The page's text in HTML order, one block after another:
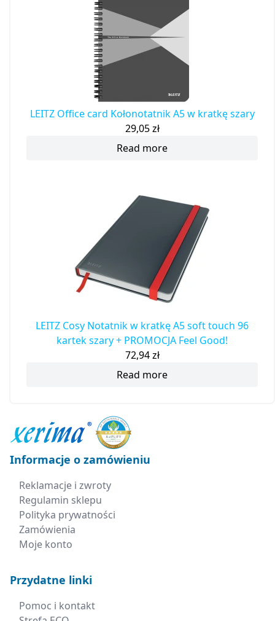
LEITZ Office card Kołonotatnik A5 w kratkę szary
29,05zł
Read more
LEITZ Cosy Notatnik w kratkę A5 soft touch 96
kartek szary + PROMOCJA Feel Good!
72,94zł
Read more
Informacje o zamówieniu
Reklamacje i zwroty
Regulamin sklepu
Polityka prywatności
Zamówienia
Moje konto
Przydatne linki
Pomoc i kontakt